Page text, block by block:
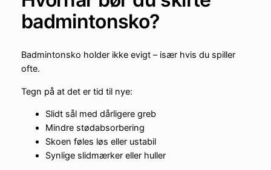
badmintonsko?
Badmintonsko holder ikke evigt – især hvis du spiller
ofte.
Tegn på at det er tid til nye:
Slidt sål med dårligere greb
Mindre stødabsorbering
Skoen føles løs eller ustabil
Synlige slidmærker eller huller